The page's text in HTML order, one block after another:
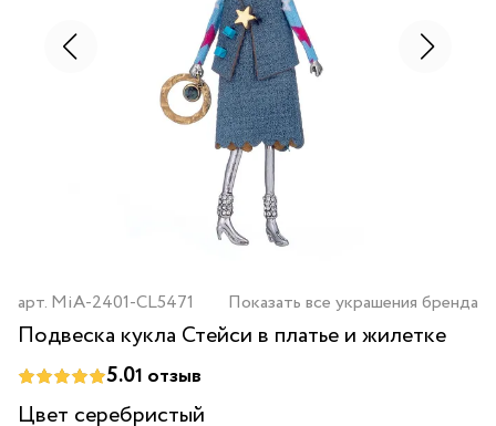
арт. MiA-2401-CL5471 Показать все украшения бренда
Подвеска кукла Стейси в платье и жилетке
5.01 отзыв
Цвет серебристый